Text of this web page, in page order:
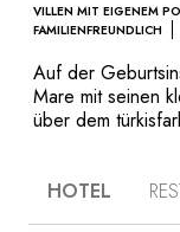
VILLEN MIT EIGENEM
FAMILIENFREUNDLICH
Auf der
Mare mit seinen
über dem
In den
HOTEL